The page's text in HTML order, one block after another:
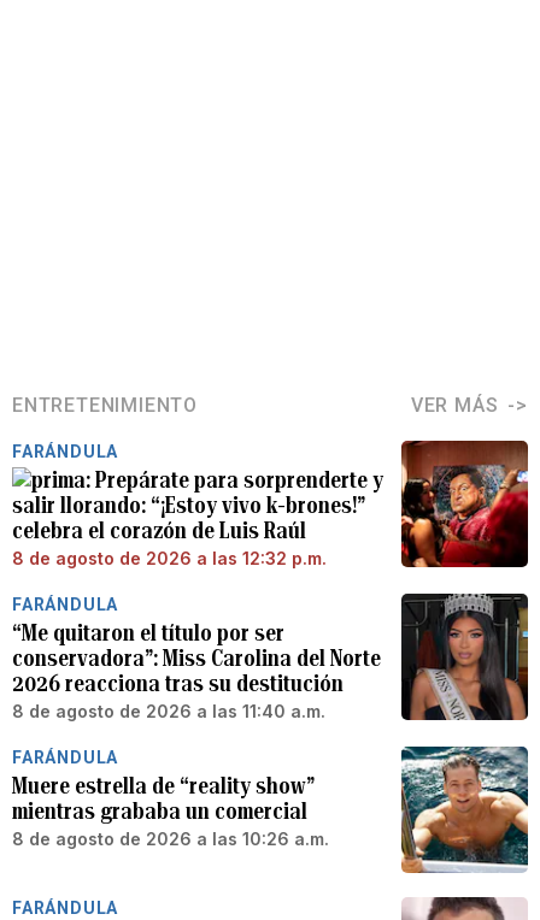
ENTRETENIMIENTO VER MÁS
FARÁNDULA
Prepárate para sorprenderte y
salir llorando: “¡Estoy vivo k-brones!”
celebra el corazón de Luis Raúl
8 de agosto de 2026 a las 12:32 p.m.
FARÁNDULA
“Me quitaron el título por ser
conservadora”: Miss Carolina del Norte
2026 reacciona tras su destitución
8 de agosto de 2026 a las 11:40 a.m.
FARÁNDULA
Muere estrella de “reality show”
mientras grababa un comercial
8 de agosto de 2026 a las 10:26 a.m.
FARÁNDULA